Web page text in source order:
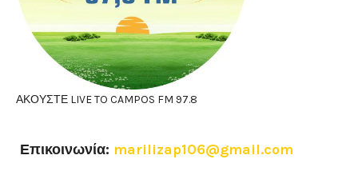
ΑΚΟΥΣΤΕ LIVE TO CAMPOS FM 97.8
Επικοινωνία: marilizap106@gmail.com